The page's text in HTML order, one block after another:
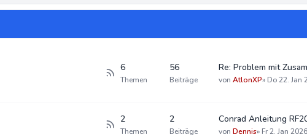
6
Themen
56
Beiträge
Re: Problem mit
von AtlonXP» Do 22. Jan
2
Themen
2
Beiträge
Conrad Anleitung
von Dennis» Fr 2. Jan